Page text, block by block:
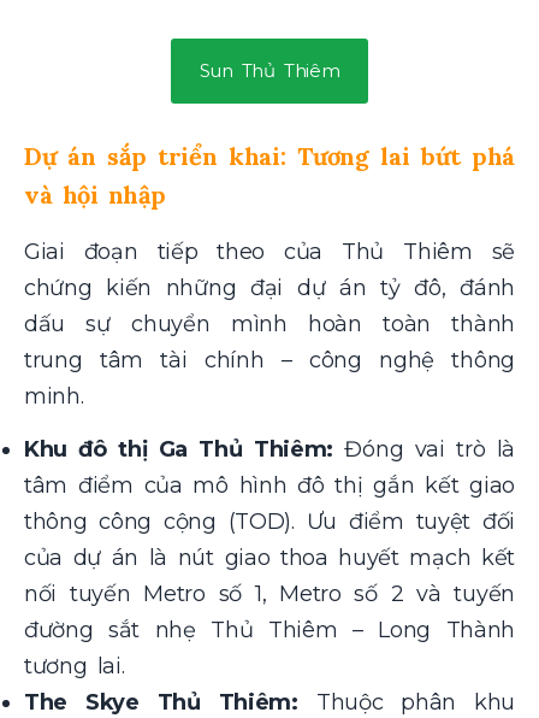
Sun Thủ Thiêm
Dự án sắp triển khai: Tương lai bứt phá
và hội nhập
Giai đoạn tiếp theo của Thủ Thiêm sẽ
chứng kiến những đại dự án tỷ đô, đánh
dấu sự chuyển mình hoàn toàn thành
trung tâm tài chính – công nghệ thông
minh.
Khu đô thị Ga Thủ Thiêm: Đóng vai trò là
tâm điểm của mô hình đô thị gắn kết giao
thông công cộng (TOD). Ưu điểm tuyệt đối
của dự án là nút giao thoa huyết mạch kết
nối tuyến Metro số 1, Metro số 2 và tuyến
đường sắt nhẹ Thủ Thiêm – Long Thành
tương lai.
The Skye Thủ Thiêm: Thuộc phân khu